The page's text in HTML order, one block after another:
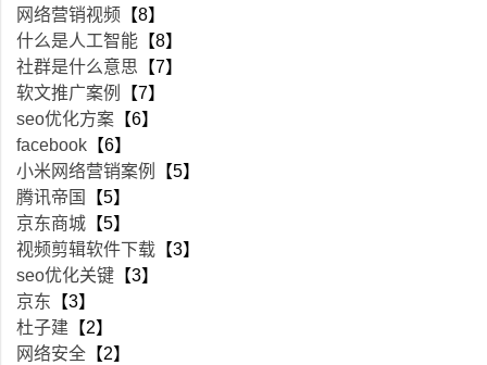
网络营销视频 【8】
什么是人工智能 【8】
社群是什么意思 【7】
软文推广案例
【7】
seo优化方案 【6】
facebook 【6】
小米网络营销案例
【5】
腾讯帝国
【5】
京东商城 【5】
视频剪辑软件下载 【3】
seo优化关键 【3】
京东 【3】
杜子建 【2】
网络安全 【2】